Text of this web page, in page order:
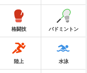
格闘技 バドミントン
陸上 水泳